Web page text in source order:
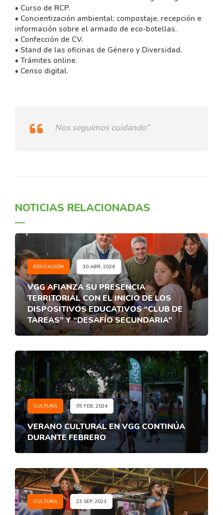
• Curso de RCP.
• Concientización ambiental: compostaje, recepción e
información sobre el armado de eco-botellas.
• Confección de CV.
• Stand de las oficinas de Género y Diversidad.
• Trámites online.
• Censo digital.
Nos seguimos cuidando”
NOTICIAS RELACIONADAS
EDUCACIÓN 30 ABR, 2026
VGG AFIANZA SU PRESENCIA
TERRITORIAL CON EL INICIO DE LOS
DISPOSITIVOS EDUCATIVOS “CLUB DE
TAREAS” Y “DESAFÍO SECUNDARIA”
CULTURA 05 FEB, 2024
VERANO CULTURAL EN VGG CONTINÚA
DURANTE FEBRERO
CULTURA 23 SEP, 2021